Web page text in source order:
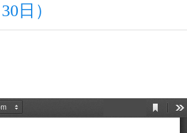
日）